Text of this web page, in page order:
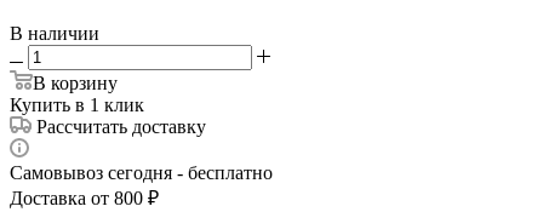
В наличии
В корзину
Купить в 1 клик
Рассчитать доставку
Самовывоз сегодня - бесплатно
Доставка от 800 ₽